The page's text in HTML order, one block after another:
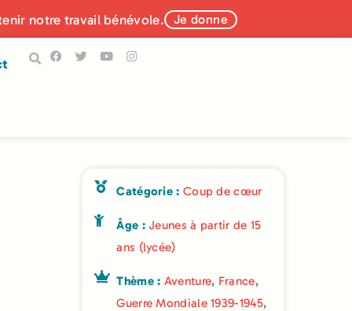
notre travail bénévole. Je donne
Catégorie : Coup de cœur
Âge :Jeunes à partir de 15
ans (lycée)
Thème : Aventure, France,
Guerre Mondiale 1939-1945,